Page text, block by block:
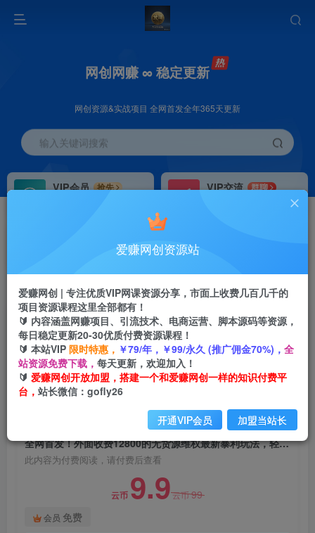
网创网赚 ∞ 稳定更新
网创资源&实战项目 全网首发全年365天更新
输入关键词搜索
VIP会员
抢先
VIP交流
群聊
研究探讨更多创业项目路子。
会员专属推广链接
首页 创业课程 VIP免费 正文
全网首发！外面收费12800的无货源维权最新暴利
玩法，轻松月入3-5W
爱赚网创
2年前发布
关注 私信
全网首发！外面收费12800的无货源维权最新暴利玩法，轻松月入3-5W
此内容为付费阅读，请付费后查看
云币 9.9云币99
会员 免费
爱赚网创资源站
爱赚网创 | 专注优质VIP网课资源分享，市面上收费几百几千的
项目资源课程这里全部都有！
🔰 内容涵盖网赚项目、引流技术、电商运营、脚本源码等资源，
每日稳定更新20-30优质付费资源课程！
🔰 本站VIP 限时特惠， ￥79/年，￥99/永久 (推广佣金70%)， 全
站资源免费下载， 每天更新，欢迎加入！
🔰 爱赚网创开放加盟，搭建一个和爱赚网创一样的知识付费平
台， 站长微信：gofly26
开通VIP会员 加盟当站长